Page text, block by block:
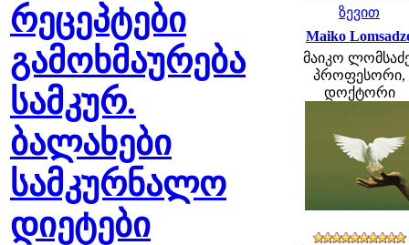
რეცეპტები
გამოხმაურება
სამკურ.
ბალახები
სამკურნალო
დიეტები
ზევით
Maiko
მაიკო
პროფესორი,
დოქტორი